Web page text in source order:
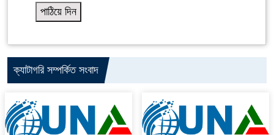
ক্যাটাগরি সম্পর্কিত সংবাদ